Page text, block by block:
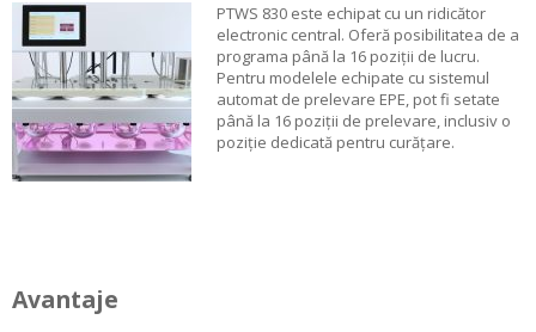
PTWS 830 este echipat cu un ridicător
electronic central. Oferă posibilitatea de a
programa până la 16 poziții de lucru.
Pentru modelele echipate cu sistemul
automat de prelevare EPE, pot fi setate
până la 16 poziții de prelevare, inclusiv o
poziție dedicată pentru curățare.
Avantaje